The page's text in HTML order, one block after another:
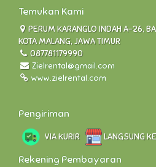
Temukan Kami
PERUM KARANGLO INDAH A-26,
KOTA MALANG, JAWA TIMUR
087781179990
Zielrental@gmail.com
www.zielrental.com
Pengiriman
VIA KURIR LANGSUNG
Rekening Pembayaran